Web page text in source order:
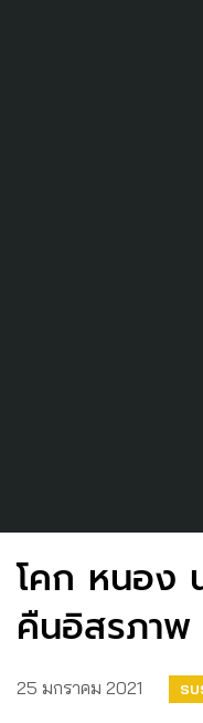
โคก หนอง
คืนอิสรภาพ
25 มกราคม 2021